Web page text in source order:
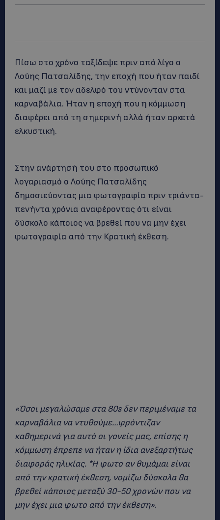
Πίσω στο χρόνο ταξίδεψε πριν από λίγο ο
Λούης Πατσαλίδης, την εποχή που ήταν παιδί
και μαζί με τον αδελφό του ντύνονταν στα
καρναβάλια. Ήταν η εποχή που η κόμμωση
διαφέρει από τη σημερινή αλλά ήταν αρκετά
ελκυστική.
Στην ανάρτησή του στο προσωπικό
λογαριασμό ο Λούης Πατσαλίδης
δημοσιεύοντας μια φωτογραφία πριν τριάντα-
πενήντα χρόνια αναφέροντας ότι είναι
δύσκολο κάποιος να βρεθεί που να μην έχει
φωτογραφία από την Κρατική έκθεση.
«Όσοι μεγαλώσαμε στα 80s δεν περιμέναμε τα
καρναβάλια να ντυθούμε…φρόντιζαν
καθημερινά για αυτό οι γονείς μας, επίσης η
κόμμωση έπρεπε να ήταν η ίδια ανεξαρτήτως
διαφοράς ηλικίας. *Η φωτο αν θυμάμαι είναι
από την κρατική έκθεση, νομίζω δύσκολα θα
βρεθεί κάποιος μεταξύ 30-50 χρονών που να
μην έχει μια φωτο από την έκθεση».